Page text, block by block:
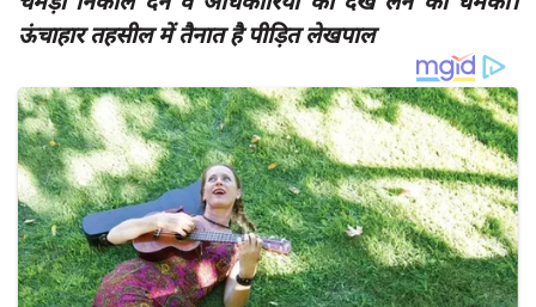
Login
Register
English
ऊंचाहार तहसील में तैनात है पीड़ित लेखपाल